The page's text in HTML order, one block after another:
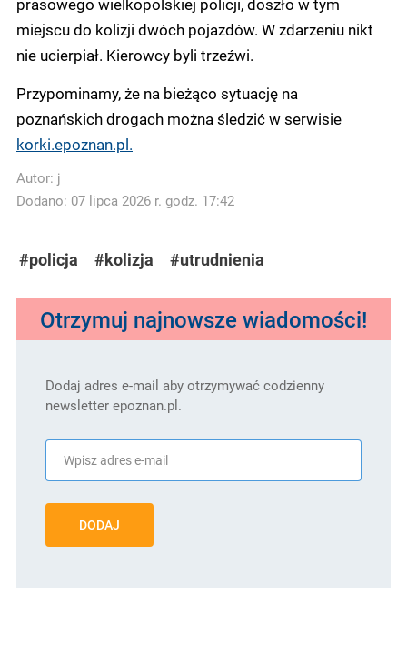
miejscu do kolizji dwóch pojazdów. W zdarzeniu nikt
nie ucierpiał. Kierowcy byli trzeźwi.
Przypominamy, że na bieżąco sytuację na
poznańskich drogach można śledzić w serwisie
korki.epoznan.pl.
Autor: j
Dodano: 07 lipca 2026 r. godz. 17:42
#policja #kolizja #utrudnienia
Otrzymuj najnowsze wiadomości!
Dodaj adres e-mail aby otrzymywać codzienny
newsletter epoznan.pl.
DODAJ